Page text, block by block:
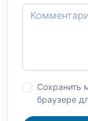
Сохранить
браузере